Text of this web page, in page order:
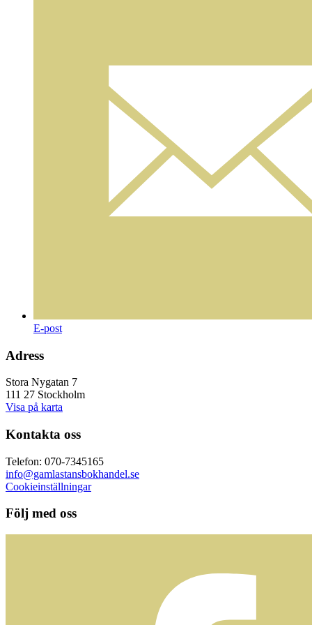
E-post
Adress
Stora Nygatan 7
111 27 Stockholm
Visa på karta
Kontakta oss
Telefon: 070-7345165
info@gamlastansbokhandel.se
Cookieinställningar
Följ med oss